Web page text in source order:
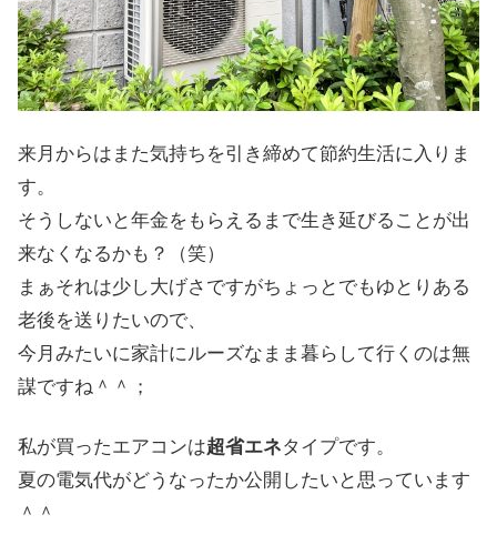
来月からはまた気持ちを引き締めて節約生活に入りま
す。
そうしないと年金をもらえるまで生き延びることが出
来なくなるかも？（笑）
まぁそれは少し大げさですがちょっとでもゆとりある
老後を送りたいので、
今月みたいに家計にルーズなまま暮らして行くのは無
謀ですね＾＾；
私が買ったエアコンは超省エネタイプです。
夏の電気代がどうなったか公開したいと思っています
＾＾